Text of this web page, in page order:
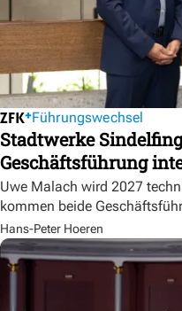
Führungswechsel
Stadtwerke
Geschäftsführung
Uwe Malach wird 2027
kommen beide
Hans-Peter Hoeren